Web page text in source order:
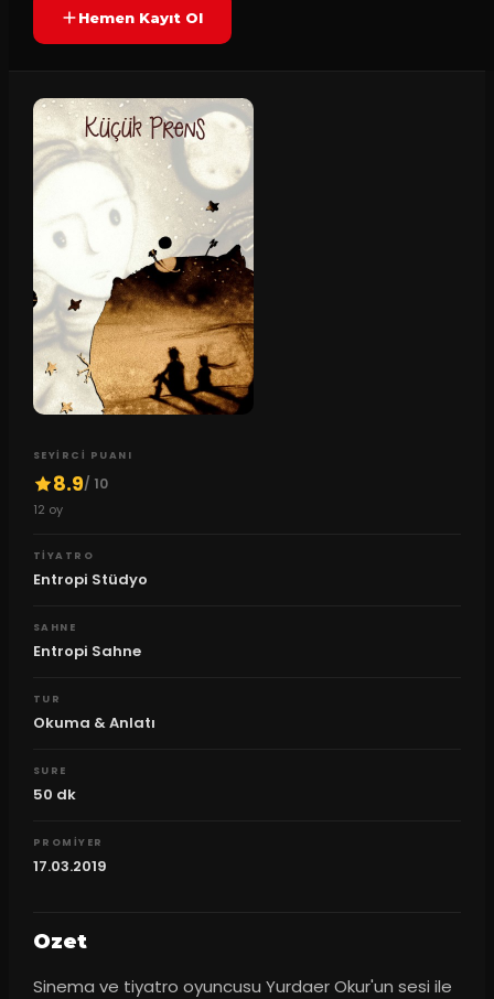
Hemen Kayıt Ol
SEYIRCI PUANI
8.9/ 10
12 oy
TIYATRO
Entropi Stüdyo
SAHNE
Entropi Sahne
TUR
Okuma & Anlatı
SURE
50 dk
PROMIYER
17.03.2019
Ozet
Sinema ve tiyatro oyuncusu Yurdaer Okur'un sesi ile